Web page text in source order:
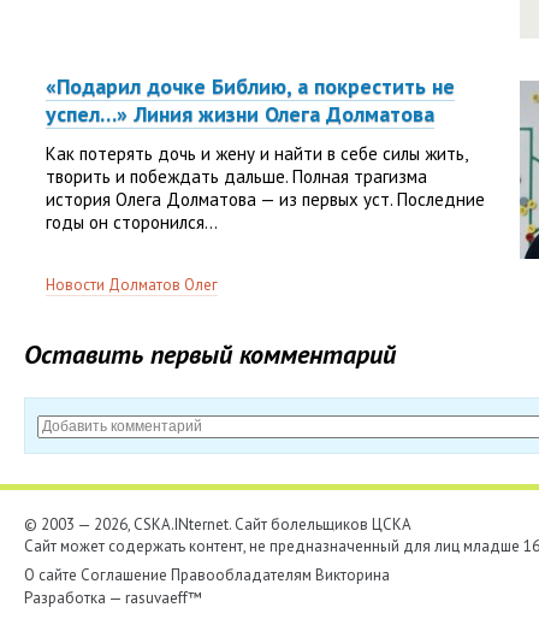
«Подарил дочке Библию, а покрестить не
успел…» Линия жизни Олега Долматова
Как потерять дочь и жену и найти в себе силы жить,
творить и побеждать дальше. Полная трагизма
история Олега Долматова — из первых уст. Последние
годы он сторонился...
Новости Долматов Олег
Оставить первый комментарий
© 2003 — 2026, CSKA.INternet. Cайт болельщиков ЦСКА
Сайт может содержать контент, не предназначенный для лиц младше
О сайте Соглашение Правообладателям Викторина
Разработка — rasuvaeff™